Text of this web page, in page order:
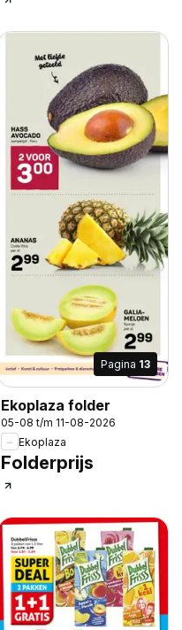
Pagina 13
Ekoplaza folder
05-08 t/m 11-08-2026
Ekoplaza
Folderprijs